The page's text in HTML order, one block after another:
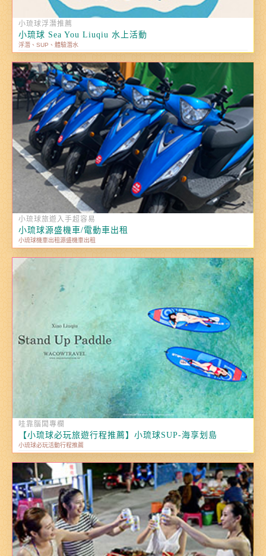
小琉球浮潛推薦
小琉球 Sea You Liuqiu 水上活動
浮潛、SUP、體驗潛水
小琉球旅遊入手超容易
小琉球源盛機車/電動車出租
小琉球機車出租源盛機車出租
哇靠腦闆專欄
【小琉球必玩旅遊行程推薦】小琉球SUP-海享划島
小琉球必玩活動行程推薦